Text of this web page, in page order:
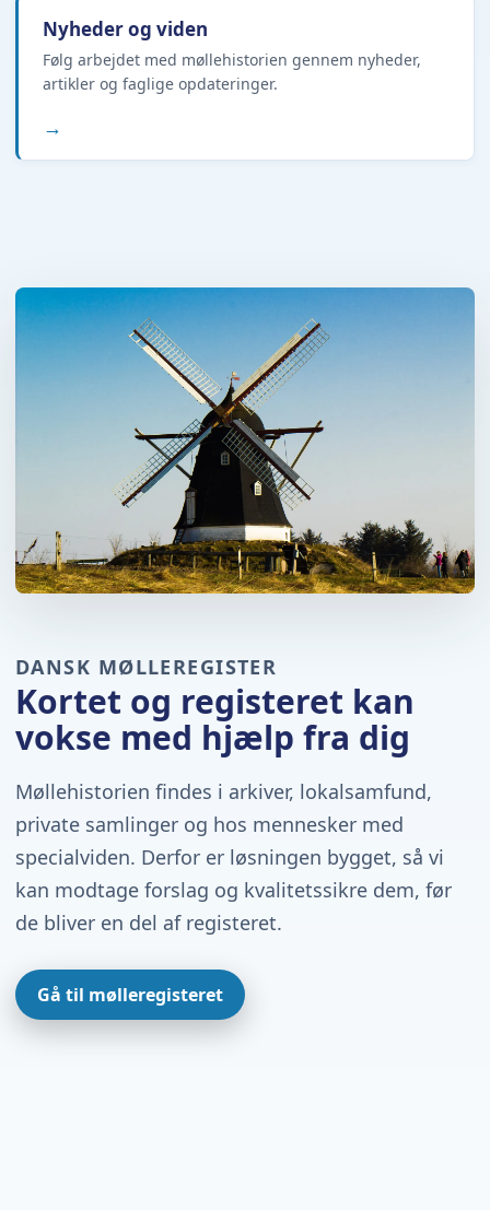
Nyheder og viden
Følg arbejdet med møllehistorien gennem nyheder,
artikler og faglige opdateringer.
→
DANSK MØLLEREGISTER
Kortet og registeret kan
vokse med hjælp fra dig
Møllehistorien findes i arkiver, lokalsamfund,
private samlinger og hos mennesker med
specialviden. Derfor er løsningen bygget, så vi
kan modtage forslag og kvalitetssikre dem, før
de bliver en del af registeret.
Gå til mølleregisteret